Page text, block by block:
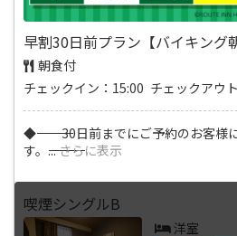
早割30日前プラン【バイキング
朝食付
チェックイン：15:00 チェックアウ
◆―――――――――――――――――――――――――――― 30日前までにご
す。―――――――――――― ...さらに表示
喫煙シングルB
洋室